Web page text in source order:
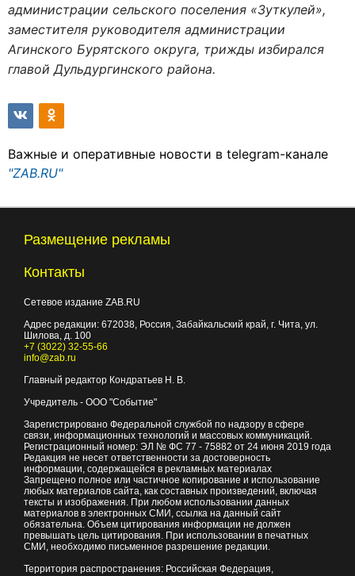
администрации сельского поселения «Зуткулей»,
заместителя руководителя администрации
Агинского Бурятского округа, трижды избирался
главой Дульдургинского района.
Важные и оперативные новости в telegram-канале
"ZAB.RU"
Размещение рекламы
Контакты
Сетевое издание ZAB.RU
Адрес редакции: 672038 , Россия, Забайкальский край, г. Чита ул.
Шилова, д. 100
+7 (3022) 32-55-66
info@zab.ru
Главный редактор Кондратьев Н. В.
Учредитель - ООО "Событие"
Зарегистрировано Федеральной службой по надзору в сфере
связи, информационных технологий и массовых коммуникаций.
Регистрационный номер: ЭЛ № ФС 77 - 75882 от 24 июня 2019 года
Редакция не несет ответственности за достоверность
информации, содержащейся в рекламных материалах
Запрещено полное или частичное копирование и использование
любых материалов сайта, как составных произведений, включая
тексты и изображения. При любом использовании данных
материалов в электронных СМИ, ссылка на данный сайт
обязательна. Объем цитирования информации не должен
превышать цель цитирования. При использовании в печатных
СМИ, необходимо письменное разрешение редакции.
Территория распространения: Российская Федерация,